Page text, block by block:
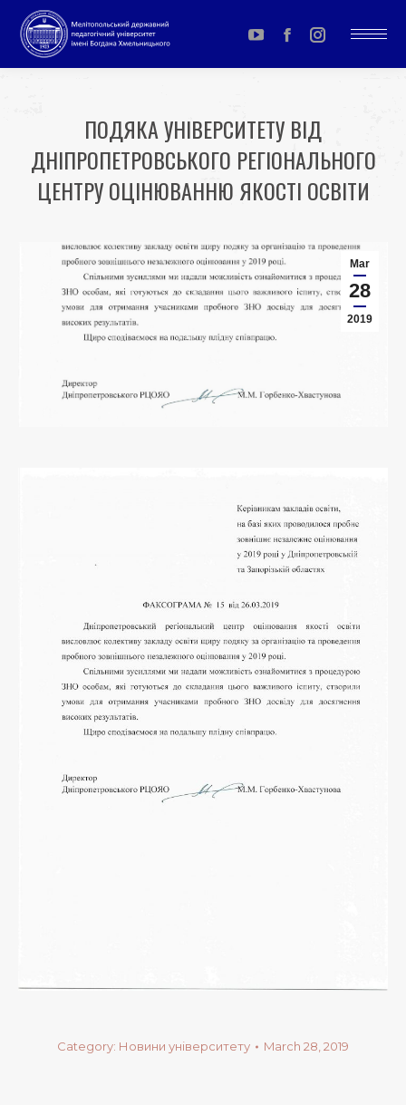
YouTube
page
in
new
window
Facebook
page
in
new
window
Instagram
page
in
new
window
ПОДЯКА УНІВЕРСИТЕТУ ВІД
ДНІПРОПЕТРОВСЬКОГО РЕГІОНАЛЬНОГО
ЦЕНТРУ ОЦІНЮВАННЮ ЯКОСТІ ОСВІТИ
Mar
28
2019
Category: Новини університету March 28, 2019